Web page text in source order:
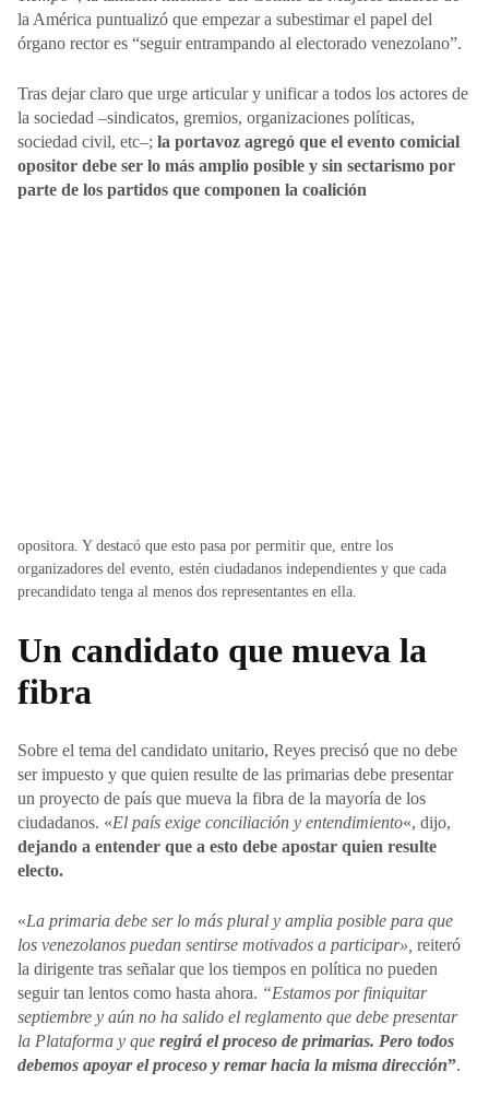
la América puntualizó que empezar a subestimar el papel del
órgano rector es “seguir entrampando al electorado venezolano”.
Tras dejar claro que urge articular y unificar a todos los actores de
la sociedad –sindicatos, gremios, organizaciones políticas,
sociedad civil, etc–; la portavoz agregó que el evento comicial
opositor debe ser lo más amplio posible y sin sectarismo por
parte de los partidos que componen la coalición
opositora. Y destacó que esto pasa por permitir que, entre los
organizadores del evento, estén ciudadanos independientes y que cada
precandidato tenga al menos dos representantes en ella.
Un candidato que mueva la
fibra
Sobre el tema del candidato unitario, Reyes precisó que no debe
ser impuesto y que quien resulte de las primarias debe presentar
un proyecto de país que mueva la fibra de la mayoría de los
ciudadanos. «El país exige conciliación y entendimiento«, dijo,
dejando a entender que a esto debe apostar quien resulte
electo.
«La primaria debe ser lo más plural y amplia posible para que
los venezolanos puedan sentirse motivados a participar», reiteró
la dirigente tras señalar que los tiempos en política no pueden
seguir tan lentos como hasta ahora. “Estamos por finiquitar
septiembre y aún no ha salido el reglamento que debe presentar
la Plataforma y que regirá el proceso de primarias. Pero todos
debemos apoyar el proceso y remar hacia la misma dirección”.